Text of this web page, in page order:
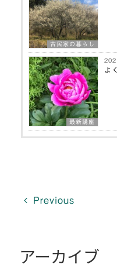
古民家の暮らし
最新講座
よ
Previous
アーカイブ